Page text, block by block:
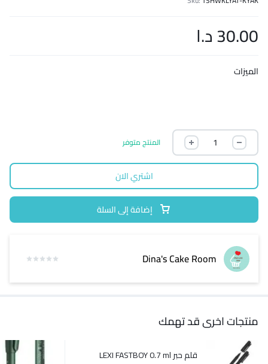
30.00د.ا
الميزات
المنتج متوفر
إضافة إلى السلة
اشتري الان
Dina's Cake Room
منتجات اخرى قد تهمك
قلم حبر LEXI FASTBOY 0.7 ml